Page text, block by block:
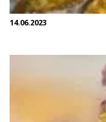
14.06.2023